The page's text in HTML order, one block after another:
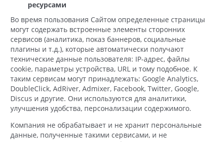
ресурсами
Во время пользования Сайтом определенные страницы
могут содержать встроенные элементы сторонних
сервисов (аналитика, показ баннеров, социальные
плагины и т.д.), которые автоматически получают
технические данные пользователя: IP-адрес, файлы
cookie, параметры устройства, URL и тому подобное. К
таким сервисам могут принадлежать: Google Analytics,
DoubleClick, AdRiver, Admixer, Facebook, Twitter, Google,
Discus и другие. Они используются для аналитики,
улучшения удобства, персонализации содержимого.
Компания не обрабатывает и не хранит персональные
данные, полученные такими сервисами, и не